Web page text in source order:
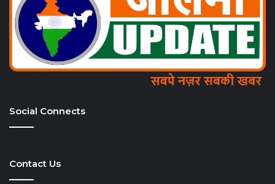
Social Connects
Contact Us